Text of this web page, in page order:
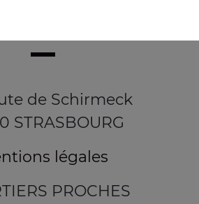
de Schirmeck
STRASBOURG
légales
PROCHES